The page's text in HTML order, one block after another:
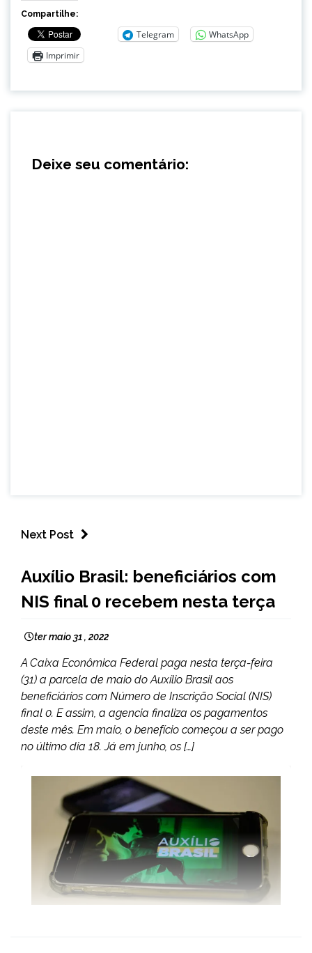
Compartilhe:
Telegram
WhatsApp
Imprimir
Deixe seu comentário:
Next Post
NOTÍCIAS
Auxílio Brasil: beneficiários com
NIS final 0 recebem nesta terça
ter maio 31 , 2022
A Caixa Econômica Federal paga nesta terça-feira
(31) a parcela de maio do Auxílio Brasil aos
beneficiários com Número de Inscrição Social (NIS)
final 0. E assim, a agencia finaliza os pagamentos
deste mês. Em maio, o benefício começou a ser pago
no último dia 18. Já em junho, os […]